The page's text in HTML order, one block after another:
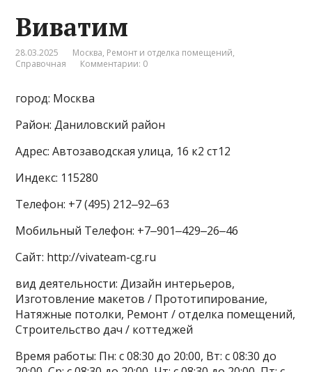
Виватим
28.03.2025 Москва, Ремонт и отделка помещений,
Справочная
Комментарии: 0
город: Москва
Район: Даниловский район
Адрес: Автозаводская улица, 16 к2 ст12
Индекс: 115280
Телефон: +7 (495) 212‒92‒63
Мобильный Телефон: +7‒901‒429‒26‒46
Сайт: http://vivateam-cg.ru
вид деятельности: Дизайн интерьеров,
Изготовление макетов / Прототипирование,
Натяжные потолки, Ремонт / отделка помещений,
Строительство дач / коттеджей
Время работы: Пн: с 08:30 до 20:00, Вт: с 08:30 до